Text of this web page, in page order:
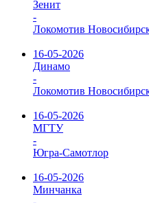
Зенит
-
Локомотив
16-05-2026
Динамо
-
Локомотив
16-05-2026
МГТУ
-
Югра-Самотлор
16-05-2026
Минчанка